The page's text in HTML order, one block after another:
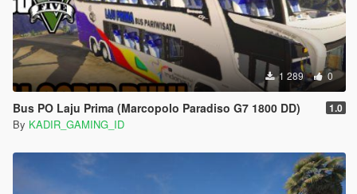
1 289 0
Bus PO Laju Prima (Marcopolo Paradiso G7 1800 DD) 1.0
By KADIR_GAMING_ID